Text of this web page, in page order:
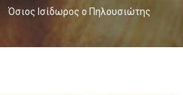
-Όσιος Ισίδωρος ο Πηλουσιώτης